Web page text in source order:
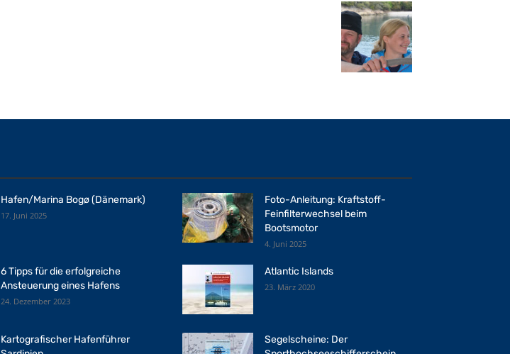
Hafen/Marina Bogø (Dänemark)
17. Juni 2025
Foto-Anleitung: Kraftstoff-
Feinfilterwechsel beim
Bootsmotor
4. Juni 2025
6 Tipps für die erfolgreiche
Ansteuerung eines Hafens
24. Dezember 2023
Atlantic Islands
23. März 2020
Kartografischer Hafenführer
Segelscheine: Der